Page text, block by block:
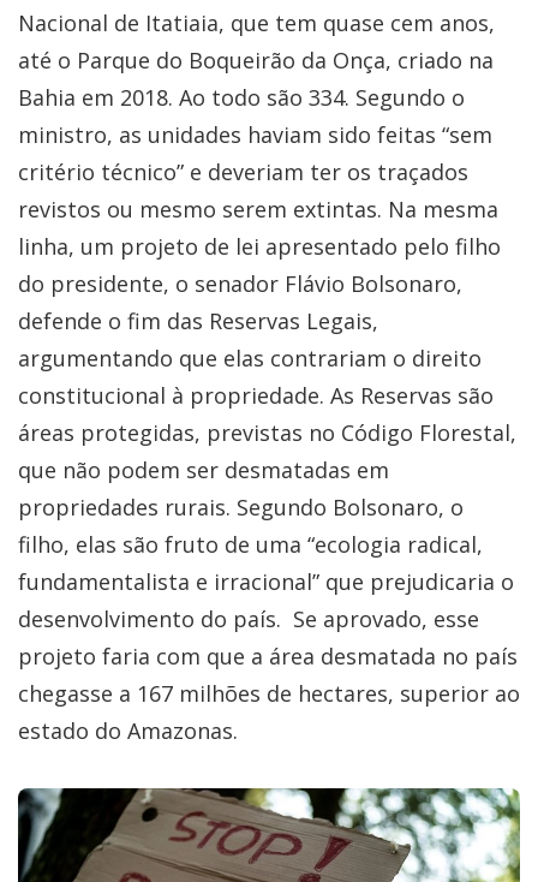
Nacional de Itatiaia, que tem quase cem anos,
até o Parque do Boqueirão da Onça, criado na
Bahia em 2018. Ao todo são 334. Segundo o
ministro, as unidades haviam sido feitas “sem
critério técnico” e deveriam ter os traçados
revistos ou mesmo serem extintas. Na mesma
linha, um projeto de lei apresentado pelo filho
do presidente, o senador Flávio Bolsonaro,
defende o fim das Reservas Legais,
argumentando que elas contrariam o direito
constitucional à propriedade. As Reservas são
áreas protegidas, previstas no Código Florestal,
que não podem ser desmatadas em
propriedades rurais. Segundo Bolsonaro, o
filho, elas são fruto de uma “ecologia radical,
fundamentalista e irracional” que prejudicaria o
desenvolvimento do país. Se aprovado, esse
projeto faria com que a área desmatada no país
chegasse a 167 milhões de hectares, superior ao
estado do Amazonas.